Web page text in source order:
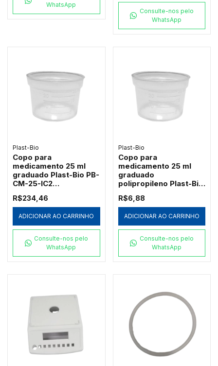
WhatsApp
Consulte-nos pelo
WhatsApp
Plast-Bio
Copo para
medicamento 25 ml
graduado Plast-Bio PB-
CM-25-IC2
translúcido caixa c/
100
R$234,46
ADICIONAR AO CARRINHO
Consulte-nos pelo
WhatsApp
Plast-Bio
Copo para
medicamento 25 ml
graduado
polipropileno Plast-Bio
R$6,88
ADICIONAR AO CARRINHO
Consulte-nos pelo
WhatsApp